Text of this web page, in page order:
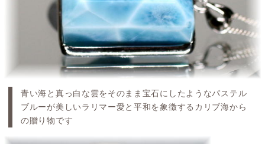
青い海と真っ白な雲をそのまま宝石にしたようなパステル
ブルーが美しいラリマー愛と平和を象徴するカリブ海から
の贈り物です